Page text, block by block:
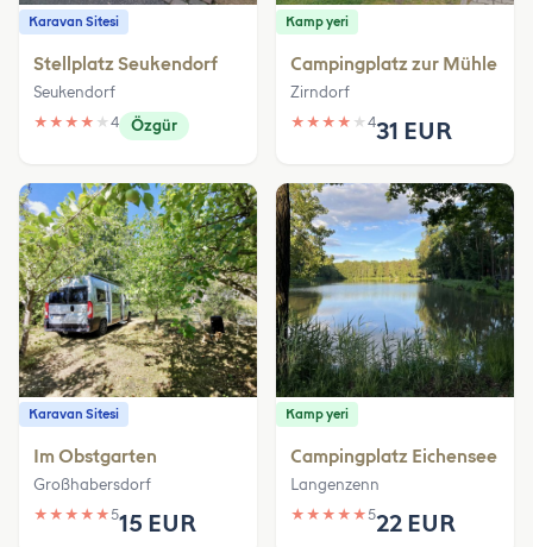
Karavan Sitesi
Stellplatz Seukendorf
Seukendorf
★ ★ ★ ★ ★ 4 Özgür
Kamp yeri
Campingplatz zur Mühle
Zirndorf
★ ★ ★ ★ ★ 431 EUR
Karavan Sitesi
Im Obstgarten
Großhabersdorf
★ ★ ★ ★ ★515 EUR
Kamp yeri
Campingplatz Eichensee
Langenzenn
★ ★ ★ ★ ★522 EUR